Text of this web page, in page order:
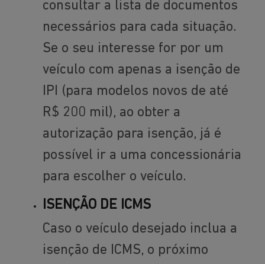
consultar a lista de documentos
necessários para cada situação.
Se o seu interesse for por um
veículo com apenas a isenção de
IPI (para modelos novos de até
R$ 200 mil), ao obter a
autorização para isenção, já é
possível ir a uma concessionária
para escolher o veículo.
ISENÇÃO DE ICMS
Caso o veículo desejado inclua a
isenção de ICMS, o próximo